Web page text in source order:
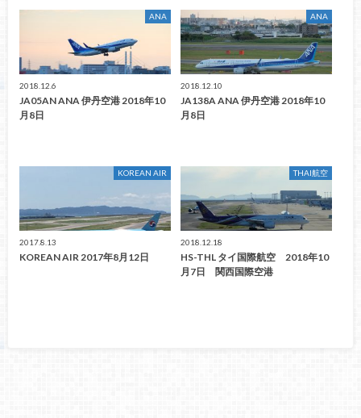
ANA
2018.12.6
JA05AN ANA 伊丹空港 2018年10
月8日
ANA
2018.12.10
JA138A ANA 伊丹空港 2018年10
月8日
KOREAN AIR
2017.8.13
KOREAN AIR 2017年8月12日
THAI航空
2018.12.18
HS-THL タイ国際航空 2018年10
月7日 関西国際空港